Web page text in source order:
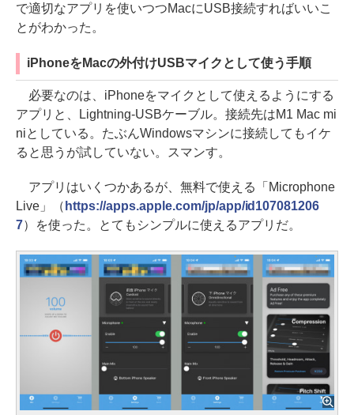
で適切なアプリを使いつつMacにUSB接続すればいいこ
とがわかった。
iPhoneをMacの外付けUSBマイクとして使う手順
必要なのは、iPhoneをマイクとして使えるようにする
アプリと、Lightning-USBケーブル。接続先はM1 Mac mi
niとしている。たぶんWindowsマシンに接続してもイケ
ると思うが試していない。スマンす。
アプリはいくつかあるが、無料で使える「Microphone
Live」（ https://apps.apple.com/jp/app/id107081206
7）を使った。とてもシンプルに使えるアプリだ。